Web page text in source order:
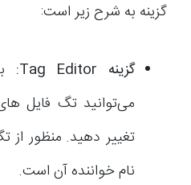
گزینه به شرح زیر است:
گزینه Tag Editor
:
می‌توانید تگ فایل
تغییر دهید. منظور از
نام خواننده آن است.